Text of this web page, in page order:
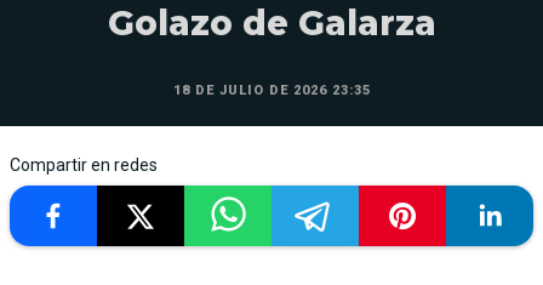
Golazo de Galarza
18 DE JULIO DE 2026 23:35
Compartir en redes